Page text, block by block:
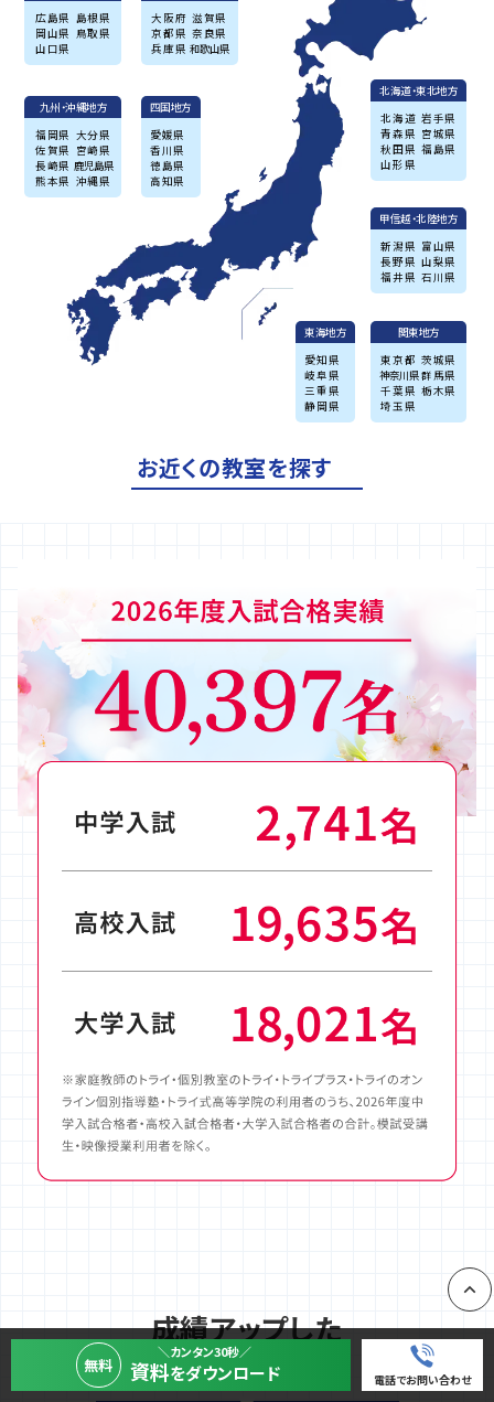
北海道・東北地方
北海道 岩手県
青森県 宮城県
秋田県 福島県
山形県
甲信越・北陸地方
新潟県 富山県
長野県 山梨県
福井県 石川県
関東地方
東京都 茨城県
神奈川県群馬県
千葉県 栃木県
埼玉県
東海地方
愛知県
岐阜県
三重県
静岡県
大阪府 滋賀県
京都県 奈良県
兵庫県 和歌山県
広島県 島根県
岡山県 鳥取県
山口県
四国地方
愛媛県
香川県
徳島県
高知県
九州・沖縄地方
福岡県 大分県
佐賀県 宮崎県
長崎県 鹿児島県
熊本県 沖縄県
お近くの教室を探す
成績アップした
先輩たちの声
無料
＼カンタン30秒／
資料をダウンロード 電話でお問い合わせ